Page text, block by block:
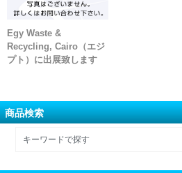
Egy Waste &
Recycling, Cairo（エジ
プト）に出展致します
商品検索